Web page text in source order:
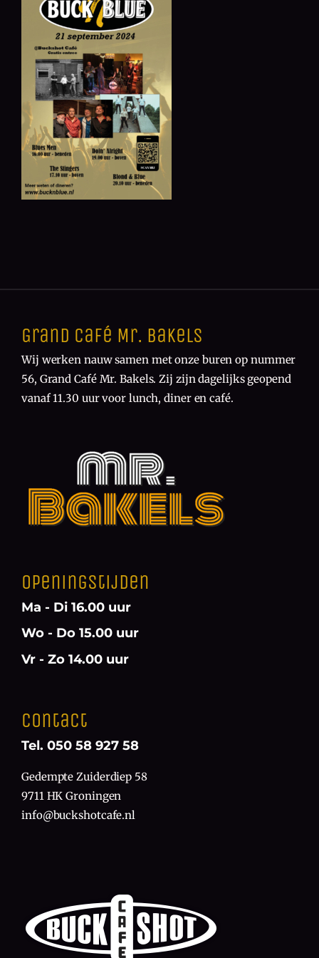
Grand Café Mr. Bakels
Wij werken nauw samen met onze buren op nummer
56, Grand Café Mr. Bakels. Zij zijn dagelijks geopend
vanaf 11.30 uur voor lunch, diner en café.
Openingstijden
Ma - Di 16.00 uur
Wo - Do 15.00 uur
Vr - Zo 14.00 uur
Contact
Tel. 050 58 927 58
Gedempte Zuiderdiep 58
9711 HK Groningen
info@buckshotcafe.nl